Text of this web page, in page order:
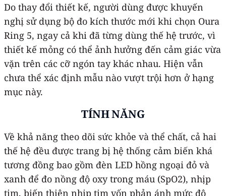
Do thay đổi thiết kế, người dùng được khuyến
nghị sử dụng bộ đo kích thước mới khi chọn Oura
Ring 5, ngay cả khi đã từng dùng thế hệ trước, vì
thiết kế mỏng có thể ảnh hưởng đến cảm giác vừa
vặn trên các cỡ ngón tay khác nhau. Hiện vẫn
chưa thể xác định mẫu nào vượt trội hơn ở hạng
mục này.
TÍNH NĂNG
Về khả năng theo dõi sức khỏe và thể chất, cả hai
thế hệ đều được trang bị hệ thống cảm biến khá
tương đồng bao gồm đèn LED hồng ngoại đỏ và
xanh để đo nồng độ oxy trong máu (SpO2), nhịp
tim, biến thiên nhịp tim vốn phản ánh mức độ